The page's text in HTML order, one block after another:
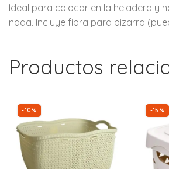
Ideal para colocar en la heladera y
nada. Incluye fibra para pizarra
Productos
-10% -15%